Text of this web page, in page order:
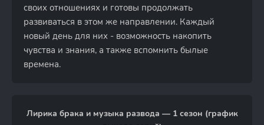
своих отношениях и готовы продолжать
развиваться в этом же направлении. Каждый
новый день для них - возможность накопить
чувства и знания, а также вспомнить былые
времена.
Лирика брака и музыка развода — 1 сезон (график